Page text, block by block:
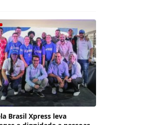
Brasil Xpress leva